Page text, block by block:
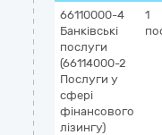
66110000-4
Банківські
послуги
(66114000-2
Послуги у
сфері
фінансового
лізингу)
1